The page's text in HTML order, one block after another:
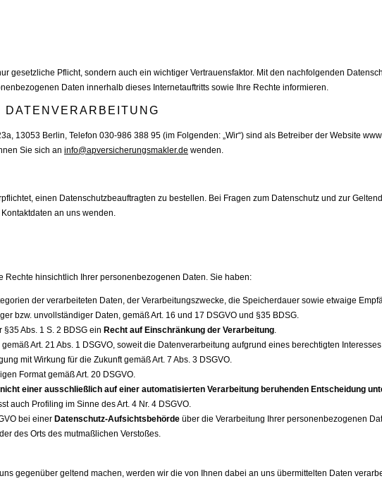
gesetzliche Pflicht, sondern auch ein wichtiger Vertrauensfaktor. Mit den nachfolgenden
Daten innerhalb dieses Internetauftritts sowie Ihre Rechte informieren.
13053 Berlin, Telefon 030-986 388 95 (im Folgenden: „Wir“) sind als Betreiber der Website
Sie sich an info@apversicherungsmakler.de wenden.
einen Datenschutzbeauftragten zu bestellen. Bei Fragen zum Datenschutz und zur
an uns wenden.
hinsichtlich Ihrer personenbezogenen Daten. Sie haben:
der verarbeiteten Daten, der Verarbeitungszwecke, die Speicherdauer sowie etwaige
bzw. unvollständiger Daten, gemäß Art. 16 und 17 DSGVO und §35 BDSG.
Abs. 1 S. 2 BDSG ein Recht auf Einschränkung der Verarbeitung.
Art. 21 Abs. 1 DSGVO, soweit die Datenverarbeitung aufgrund eines berechtigten
mit Wirkung für die Zukunft gemäß Art. 7 Abs. 3 DSGVO.
Format gemäß Art. 20 DSGVO.
einer ausschließlich auf einer automatisierten Verarbeitung beruhenden Entscheidung
auch Profiling im Sinne des Art. 4 Nr. 4 DSGVO.
bei einer Datenschutz-Aufsichtsbehörde über die Verarbeitung Ihrer personenbezogenen
des Orts des mutmaßlichen Verstoßes.
gegenüber geltend machen, werden wir die von Ihnen dabei an uns übermittelten Daten